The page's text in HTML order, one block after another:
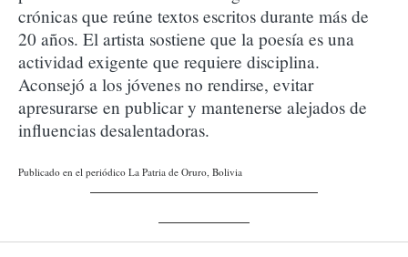
crónicas que reúne textos escritos durante más de
20 años. El artista sostiene que la poesía es una
actividad exigente que requiere disciplina.
Aconsejó a los jóvenes no rendirse, evitar
apresurarse en publicar y mantenerse alejados de
influencias desalentadoras.
Publicado en el periódico La Patria de Oruro, Bolivia